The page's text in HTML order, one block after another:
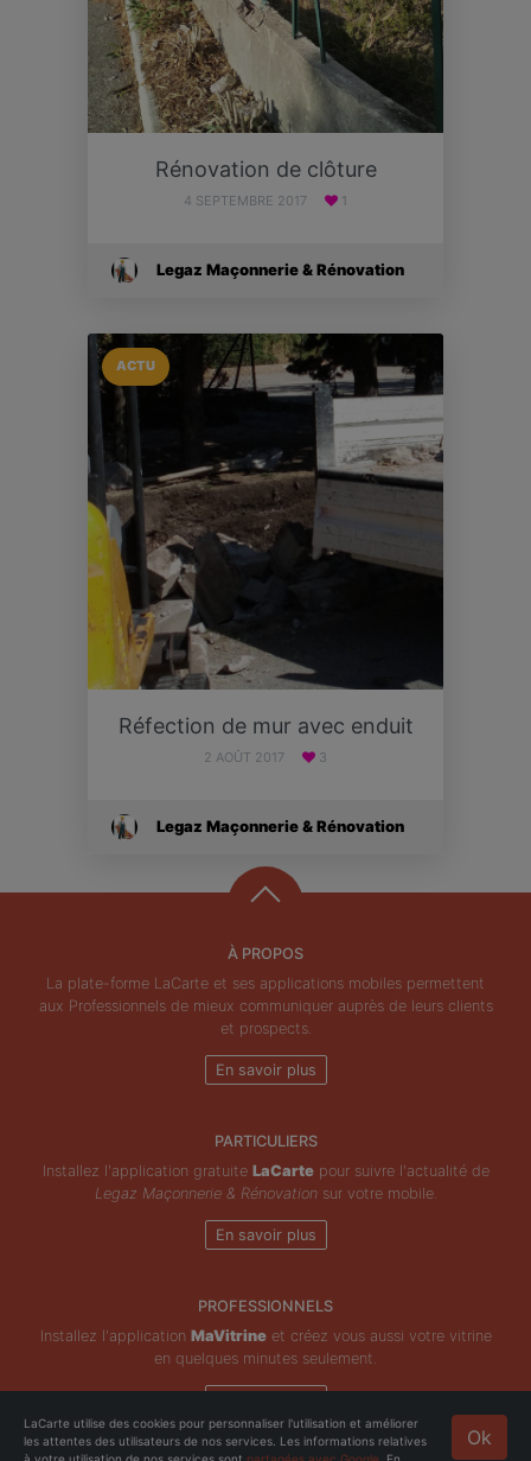
Rénovation de clôture
4 SEPTEMBRE 2017 1
Legaz Maçonnerie & Rénovation
ACTU
Réfection de mur avec enduit
2 AOÛT 2017 3
Legaz Maçonnerie & Rénovation
À PROPOS
La plate-forme LaCarte et ses applications mobiles permettent
aux Professionnels de mieux communiquer auprès de leurs clients
et prospects.
En savoir plus
PARTICULIERS
Installez l'application gratuite LaCartepour suivre l'actualité de
Legaz Maçonnerie & Rénovationsur votre mobile.
En savoir plus
PROFESSIONNELS
Installez l'application MaVitrineet créez vous aussi votre vitrine
en quelques minutes seulement.
Copyright © ZeMAP 2026 - Tous droits réservés. Ok
LaCarte utilise des cookies pour personnaliser l'utilisation et améliorer
les attentes des utilisateurs de nos services. Les informations relatives